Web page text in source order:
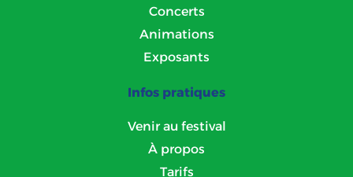
Concerts
Animations
Exposants
Infos pratiques
Venir au festival
À propos
Tarifs